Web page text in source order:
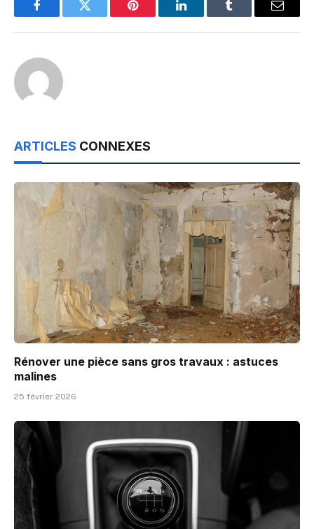
FacebookTwitter Pinterest LinkedInTumblr Email
ARTICLES CONNEXES
Rénover une pièce sans gros travaux : astuces
malines
25 février 2026